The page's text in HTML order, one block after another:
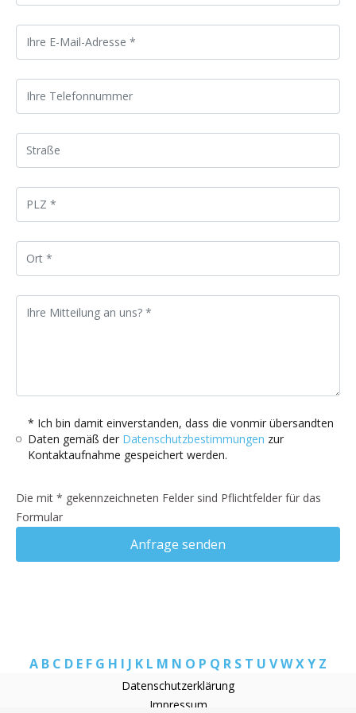
* Ich bin damit einverstanden, dass die vonmir übersandten
Daten gemäß der Datenschutzbestimmungen zur
Kontaktaufnahme gespeichert werden.
Die mit * gekennzeichneten Felder sind Pflichtfelder für das
Formular
Anfrage senden
A B C D E F G H I J K L M N O P Q R S T U VWXY Z
Datenschutzerklärung
Impressum